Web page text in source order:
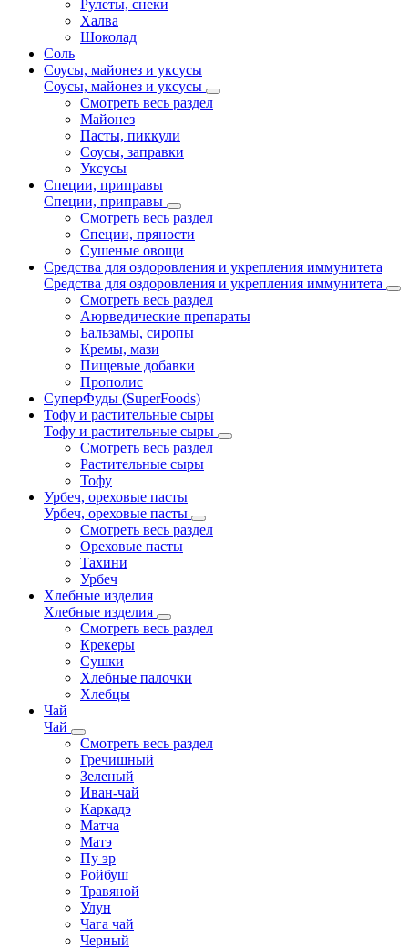
Рулеты, снеки
Халва
Шоколад
Соль
Соусы, майонез и уксусы
Соусы, майонез и уксусы
Смотреть весь раздел
Майонез
Пасты, пиккули
Соусы, заправки
Уксусы
Специи, приправы
Специи, приправы
Смотреть весь раздел
Специи, пряности
Сушеные овощи
Средства для оздоровления и укрепления иммунитета
Средства для оздоровления и укрепления иммунитета
Смотреть весь раздел
Аюрведические препараты
Бальзамы, сиропы
Кремы, мази
Пищевые добавки
Прополис
СуперФуды (SuperFoods)
Тофу и растительные сыры
Тофу и растительные сыры
Смотреть весь раздел
Растительные сыры
Тофу
Урбеч, ореховые пасты
Урбеч, ореховые пасты
Смотреть весь раздел
Ореховые пасты
Тахини
Урбеч
Хлебные изделия
Хлебные изделия
Смотреть весь раздел
Крекеры
Сушки
Хлебные палочки
Хлебцы
Чай
Чай
Смотреть весь раздел
Гречишный
Зеленый
Иван-чай
Каркадэ
Матча
Матэ
Пу эр
Ройбуш
Травяной
Улун
Чага чай
Черный